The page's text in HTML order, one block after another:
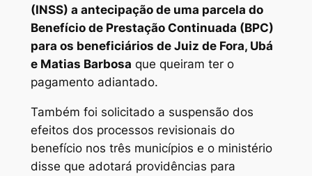
(INSS) a antecipação de uma parcela do
Benefício de Prestação Continuada (BPC)
para os beneficiários de Juiz de Fora, Ubá
e Matias Barbosa que queiram ter o
pagamento adiantado.
Também foi solicitado a suspensão dos
efeitos dos processos revisionais do
benefício nos três municípios e o ministério
disse que adotará providências para